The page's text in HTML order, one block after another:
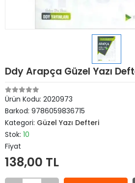
Ddy Arapça Güzel Yazı
Ürün Kodu: 2020973
Barkod: 9786059836715
Kategori: Güzel Yazı Defteri
Stok: 10
Fiyat
138,00 TL